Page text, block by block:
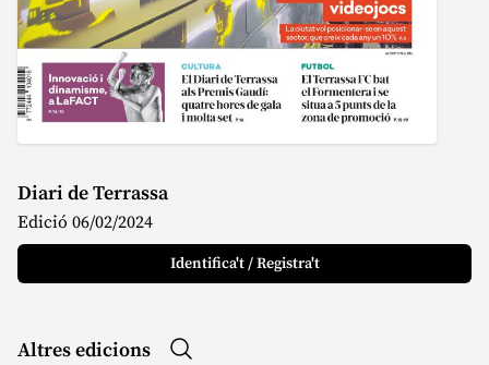
Diari de Terrassa
Edició 06/02/2024
Identifica't / Registra't
Altres edicions